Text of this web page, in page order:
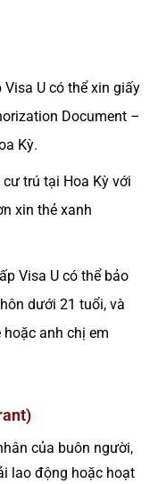
U có thể xin giấy
Document –
Kỳ.
trú tại Hoa Kỳ với
xin thẻ xanh
Visa U có thể bảo
dưới 21 tuổi, và
anh chị em
của buôn người,
lao động hoặc hoạt